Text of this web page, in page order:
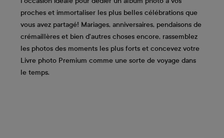
proches et immortaliser les plus belles célébrations que
vous avez partagé! Mariages, anniversaires, pendaisons de
crémaillères et bien d'autres choses encore, rassemblez
les photos des moments les plus forts et concevez votre
Livre photo Premium comme une sorte de voyage dans
le temps.